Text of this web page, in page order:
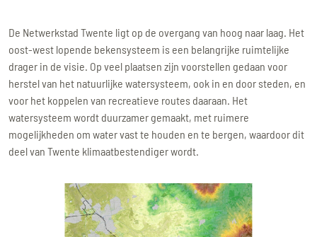
De Netwerkstad Twente ligt op de overgang van hoog naar laag. Het
oost-west lopende bekensysteem is een belangrijke ruimtelijke
drager in de visie. Op veel plaatsen zijn voorstellen gedaan voor
herstel van het natuurlijke watersysteem, ook in en door steden, en
voor het koppelen van recreatieve routes daaraan. Het
watersysteem wordt duurzamer gemaakt, met ruimere
mogelijkheden om water vast te houden en te bergen, waardoor dit
deel van Twente klimaatbestendiger wordt.